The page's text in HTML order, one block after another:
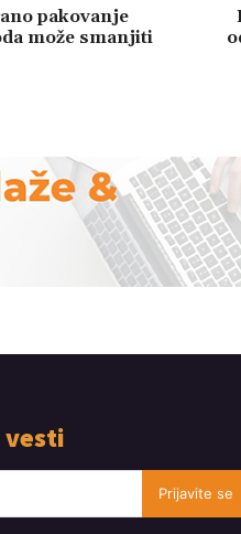
pakovanje
može smanjiti
vesti
Prijavite se